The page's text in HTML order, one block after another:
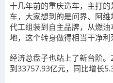
十几年前的重庆造车，主打
车，大家想到的是问界、阿
代工组装到自主品牌，从燃
地，这个转身做得相当干净利
经济总盘子也站上了新台阶
到33757.93亿元，同比增长